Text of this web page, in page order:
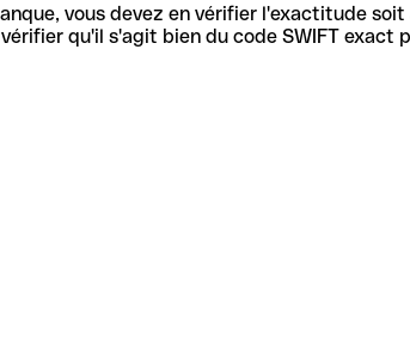
vous devez en vérifier l'exactitude
qu'il s'agit bien du code SWIFT exact